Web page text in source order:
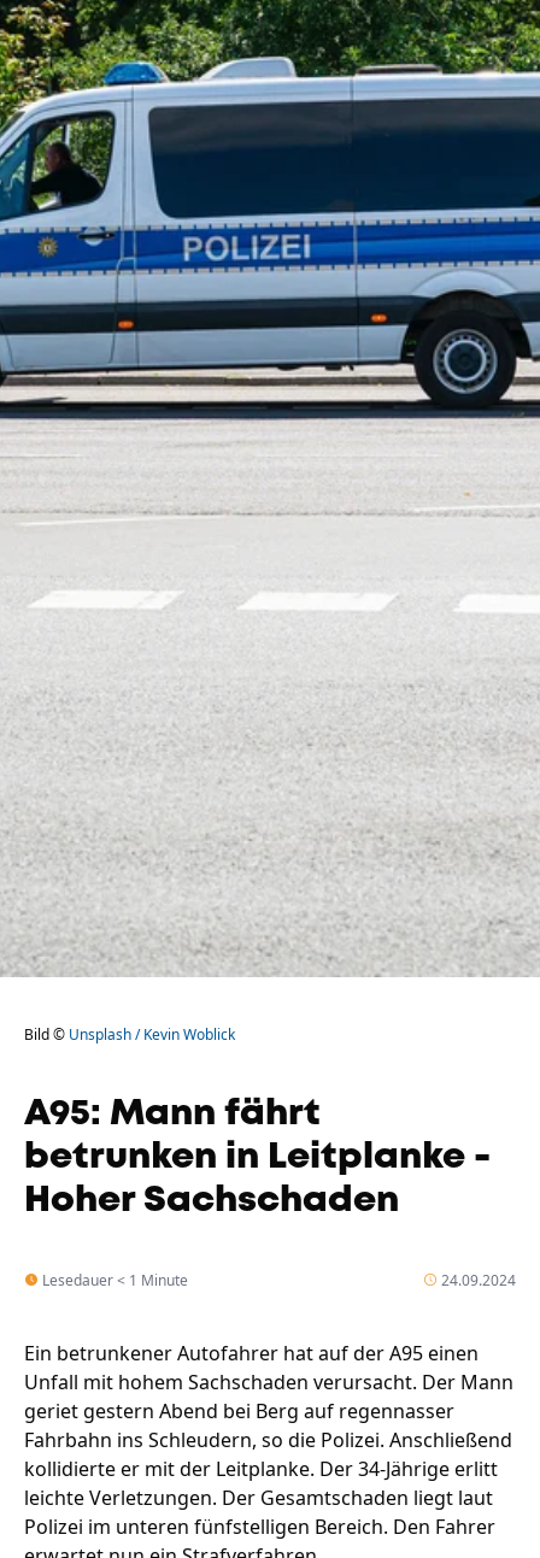
Bild © Unsplash / Kevin Woblick
A95: Mann fährt
betrunken in Leitplanke -
Hoher Sachschaden
Lesedauer < 1 Minute 24.09.2024
Ein betrunkener Autofahrer hat auf der A95 einen
Unfall mit hohem Sachschaden verursacht. Der Mann
geriet gestern Abend bei Berg auf regennasser
Fahrbahn ins Schleudern, so die Polizei. Anschließend
kollidierte er mit der Leitplanke. Der 34-Jährige erlitt
leichte Verletzungen. Der Gesamtschaden liegt laut
Polizei im unteren fünfstelligen Bereich. Den Fahrer